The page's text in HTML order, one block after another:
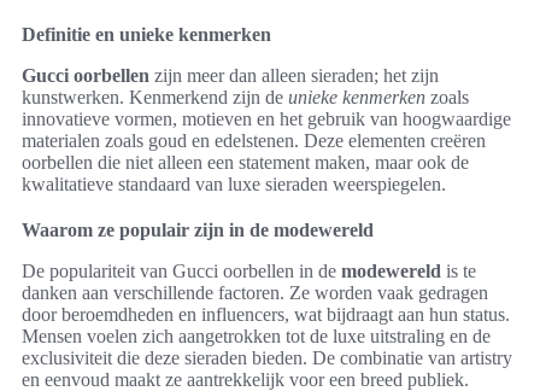
Definitie en unieke kenmerken
Gucci oorbellen zijn meer dan alleen sieraden; het zijn
kunstwerken. Kenmerkend zijn de unieke kenmerken zoals
innovatieve vormen, motieven en het gebruik van hoogwaardige
materialen zoals goud en edelstenen. Deze elementen creëren
oorbellen die niet alleen een statement maken, maar ook de
kwalitatieve standaard van luxe sieraden weerspiegelen.
Waarom ze populair zijn in de modewereld
De populariteit van Gucci oorbellen in de modewereld is te
danken aan verschillende factoren. Ze worden vaak gedragen
door beroemdheden en influencers, wat bijdraagt aan hun status.
Mensen voelen zich aangetrokken tot de luxe uitstraling en de
exclusiviteit die deze sieraden bieden. De combinatie van artistry
en eenvoud maakt ze aantrekkelijk voor een breed publiek.